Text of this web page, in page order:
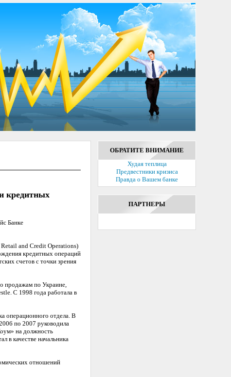
кредитных
Банке
and Credit Operations)
кредитных операций
счетов с точки зрения
продажам по Украине,
С 1998 года работала в
операционного отдела. В
по 2007 руководила
на должность
в качестве начальника
отношений
ОБРАТИТЕ ВНИМАНИЕ
Худая теплица
Предвестники кризиса
Правда о Вашем банке
ПАРТНЕРЫ